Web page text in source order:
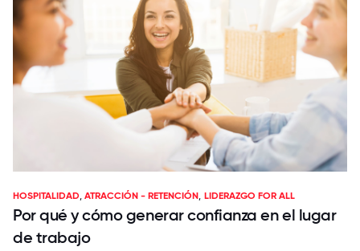
HOSPITALIDAD,ATRACCIÓN - RETENCIÓN, LIDERAZGO FOR ALL
Por qué y cómo generar confianza en el lugar
de trabajo